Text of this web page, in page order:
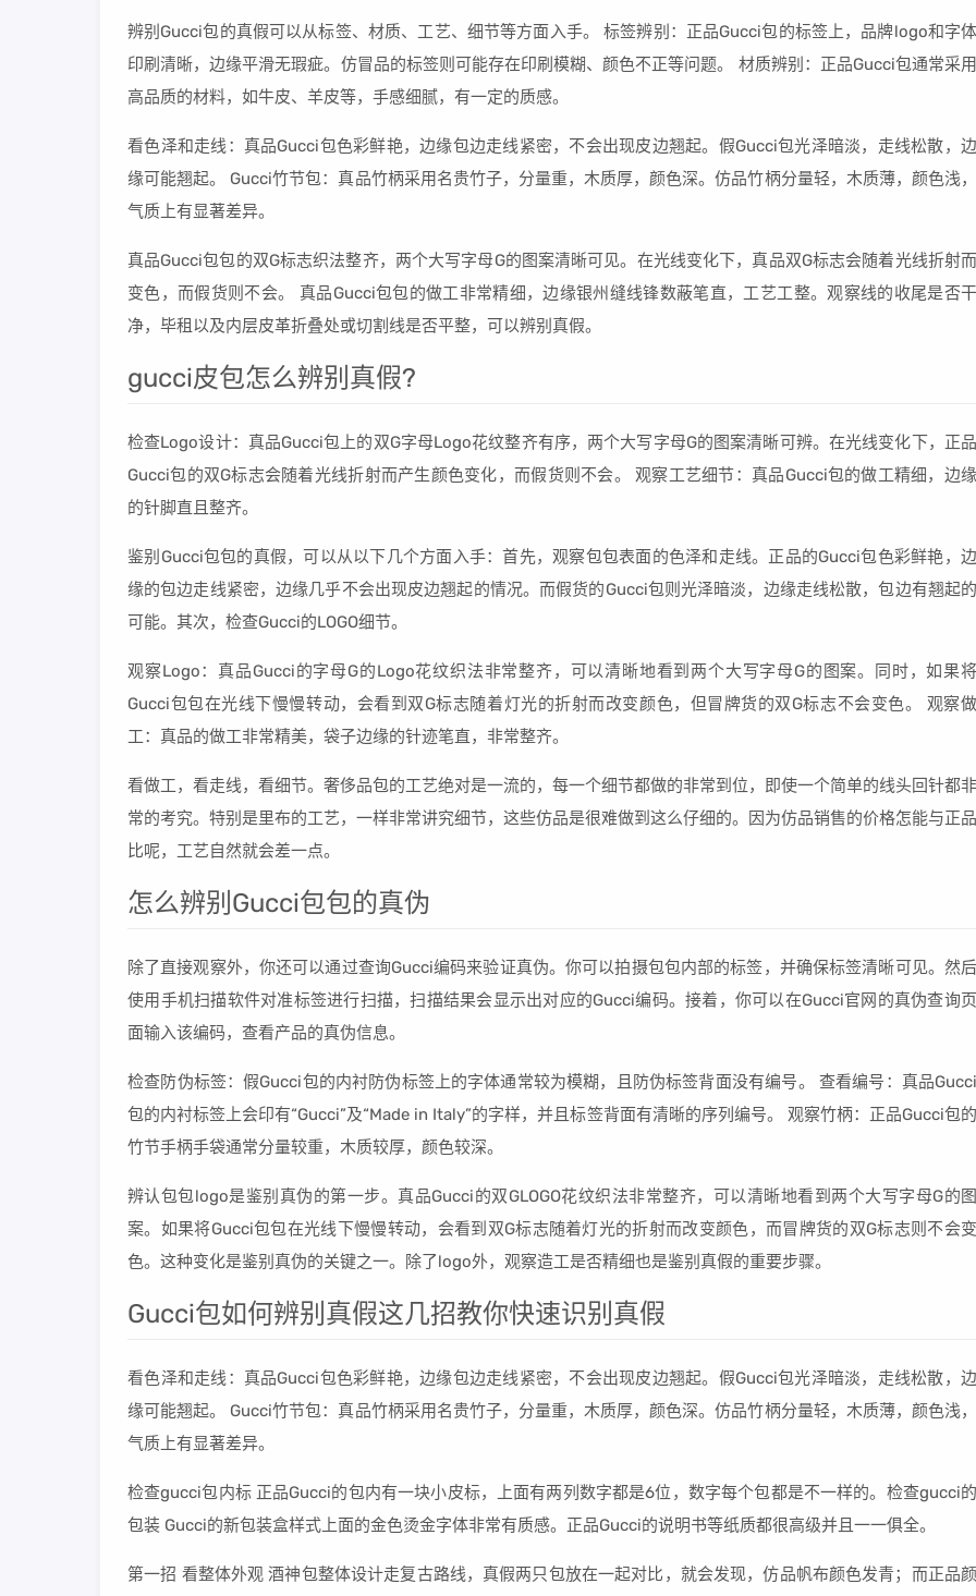
辨别Gucci包的真假可以从标签、材质、工艺、细节等方面入手。 标签辨别：正品Gucci包的标签上，品牌logo和字体
印刷清晰，边缘平滑无瑕疵。仿冒品的标签则可能存在印刷模糊、颜色不正等问题。 材质辨别：正品Gucci包通常采用
高品质的材料，如牛皮、羊皮等，手感细腻，有一定的质感。
看色泽和走线：真品Gucci包色彩鲜艳，边缘包边走线紧密，不会出现皮边翘起。假Gucci包光泽暗淡，走线松散，边
缘可能翘起。 Gucci竹节包：真品竹柄采用名贵竹子，分量重，木质厚，颜色深。仿品竹柄分量轻，木质薄，颜色浅，
气质上有显著差异。
真品Gucci包包的双G标志织法整齐，两个大写字母G的图案清晰可见。在光线变化下，真品双G标志会随着光线折射而
变色，而假货则不会。 真品Gucci包包的做工非常精细，边缘银州缝线锋数蔽笔直，工艺工整。观察线的收尾是否干
净，毕租以及内层皮革折叠处或切割线是否平整，可以辨别真假。
gucci皮包怎么辨别真假?
检查Logo设计：真品Gucci包上的双G字母Logo花纹整齐有序，两个大写字母G的图案清晰可辨。在光线变化下，正品
Gucci包的双G标志会随着光线折射而产生颜色变化，而假货则不会。 观察工艺细节：真品Gucci包的做工精细，边缘
的针脚直且整齐。
鉴别Gucci包包的真假，可以从以下几个方面入手：首先，观察包包表面的色泽和走线。正品的Gucci包色彩鲜艳，边
缘的包边走线紧密，边缘几乎不会出现皮边翘起的情况。而假货的Gucci包则光泽暗淡，边缘走线松散，包边有翘起的
可能。其次，检查Gucci的LOGO细节。
观察Logo：真品Gucci的字母G的Logo花纹织法非常整齐，可以清晰地看到两个大写字母G的图案。同时，如果将
Gucci包包在光线下慢慢转动，会看到双G标志随着灯光的折射而改变颜色，但冒牌货的双G标志不会变色。 观察做
工：真品的做工非常精美，袋子边缘的针迹笔直，非常整齐。
看做工，看走线，看细节。奢侈品包的工艺绝对是一流的，每一个细节都做的非常到位，即使一个简单的线头回针都非
常的考究。特别是里布的工艺，一样非常讲究细节，这些仿品是很难做到这么仔细的。因为仿品销售的价格怎能与正品
比呢，工艺自然就会差一点。
怎么辨别Gucci包包的真伪
除了直接观察外，你还可以通过查询Gucci编码来验证真伪。你可以拍摄包包内部的标签，并确保标签清晰可见。然后
使用手机扫描软件对准标签进行扫描，扫描结果会显示出对应的Gucci编码。接着，你可以在Gucci官网的真伪查询页
面输入该编码，查看产品的真伪信息。
检查防伪标签：假Gucci包的内衬防伪标签上的字体通常较为模糊，且防伪标签背面没有编号。 查看编号：真品Gucci
包的内衬标签上会印有“Gucci”及“Made in Italy”的字样，并且标签背面有清晰的序列编号。 观察竹柄：正品Gucci包的
竹节手柄手袋通常分量较重，木质较厚，颜色较深。
辨认包包logo是鉴别真伪的第一步。真品Gucci的双GLOGO花纹织法非常整齐，可以清晰地看到两个大写字母G的图
案。如果将Gucci包包在光线下慢慢转动，会看到双G标志随着灯光的折射而改变颜色，而冒牌货的双G标志则不会变
色。这种变化是鉴别真伪的关键之一。除了logo外，观察造工是否精细也是鉴别真假的重要步骤。
Gucci包如何辨别真假这几招教你快速识别真假
看色泽和走线：真品Gucci包色彩鲜艳，边缘包边走线紧密，不会出现皮边翘起。假Gucci包光泽暗淡，走线松散，边
缘可能翘起。 Gucci竹节包：真品竹柄采用名贵竹子，分量重，木质厚，颜色深。仿品竹柄分量轻，木质薄，颜色浅，
气质上有显著差异。
检查gucci包内标 正品Gucci的包内有一块小皮标，上面有两列数字都是6位，数字每个包都是不一样的。检查gucci的
包装 Gucci的新包装盒样式上面的金色烫金字体非常有质感。正品Gucci的说明书等纸质都很高级并且一一俱全。
第一招 看整体外观 酒神包整体设计走复古路线，真假两只包放在一起对比，就会发现，仿品帆布颜色发青；而正品颜